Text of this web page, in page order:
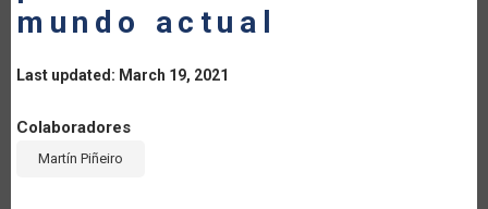
mundo actual
Last updated: March 19, 2021
Colaboradores
Martín Piñeiro